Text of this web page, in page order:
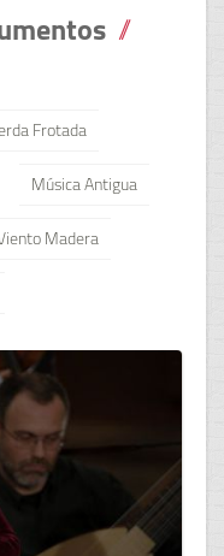
Frotada
Música Antigua
Madera